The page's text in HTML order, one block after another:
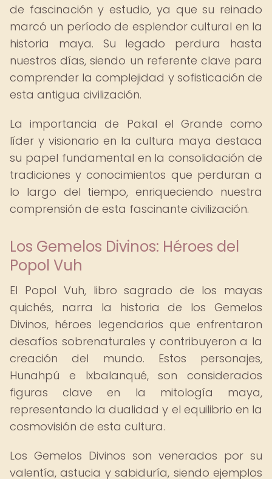
de fascinación y estudio, ya que su reinado
marcó un período de esplendor cultural en la
historia maya. Su legado perdura hasta
nuestros días, siendo un referente clave para
comprender la complejidad y sofisticación de
esta antigua civilización.
La importancia de Pakal el Grande como
líder y visionario en la cultura maya destaca
su papel fundamental en la consolidación de
tradiciones y conocimientos que perduran a
lo largo del tiempo, enriqueciendo nuestra
comprensión de esta fascinante civilización.
Los Gemelos Divinos: Héroes del
Popol Vuh
El Popol Vuh, libro sagrado de los mayas
quichés, narra la historia de los Gemelos
Divinos, héroes legendarios que enfrentaron
desafíos sobrenaturales y contribuyeron a la
creación del mundo. Estos personajes,
Hunahpú e Ixbalanqué, son considerados
figuras clave en la mitología maya,
representando la dualidad y el equilibrio en la
cosmovisión de esta cultura.
Los Gemelos Divinos son venerados por su
valentía, astucia y sabiduría, siendo ejemplos